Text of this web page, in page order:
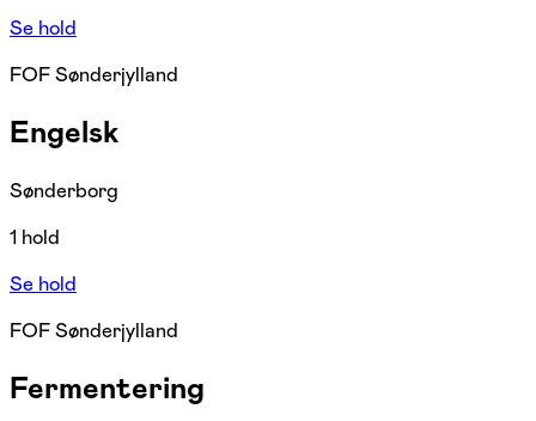
Se hold
FOF Sønderjylland
Engelsk
Sønderborg
1 hold
Se hold
FOF Sønderjylland
Fermentering